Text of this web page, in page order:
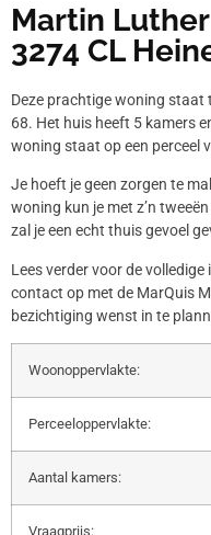
Martin
3274 CL
Deze prachtige woning
68. Het huis heeft 5 kamers
woning staat op een perceel
Je hoeft je geen zorgen te
woning kun je met z’n
zal je een echt thuis gevoel
Lees verder voor de
contact op met de MarQuis
bezichtiging wenst in te
Woonoppervlakte:
Perceeloppervlakte:
Aantal kamers:
Vraagprijs: